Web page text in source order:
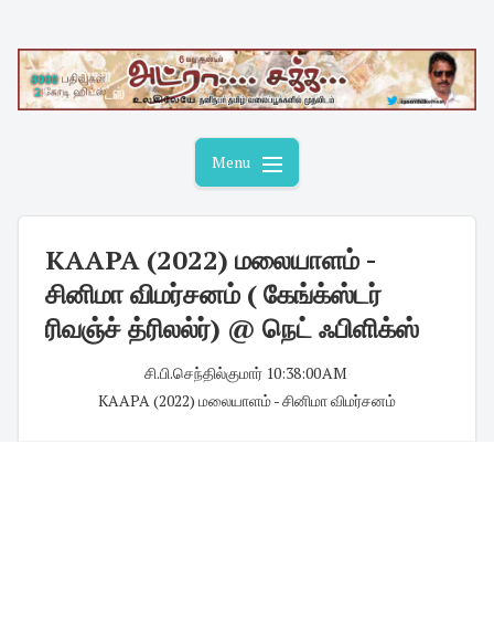
content
Menu
KAAPA (2022) மலையாளம் -
சினிமா விமர்சனம் ( கேங்க்ஸ்டர்
ரிவஞ்ச் த்ரிலல்ர்) @ நெட் ஃபிளிக்ஸ்
சி.பி.செந்தில்குமார்· 10:38:00 AM
KAAPA (2022) மலையாளம் - சினிமா விமர்சனம்